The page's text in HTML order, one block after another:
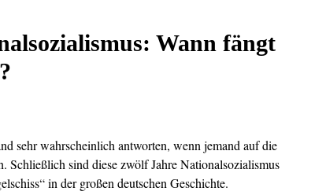
Wann fängt
sehr wahrscheinlich antworten, wenn jemand auf die
Schließlich sind diese zwölf Jahre Nationalsozialismus
in der großen deutschen Geschichte.